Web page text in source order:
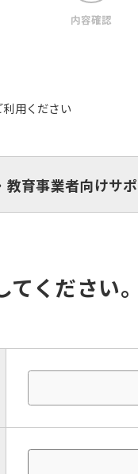
内容確認
用ください
育事業者向けサ
ください。